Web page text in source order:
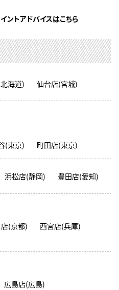
ントアドバイスはこちら
海道) 仙台店(宮城)
(東京)
町田店(東京)
浜松店(静岡) 豊田店(愛知)
(京都)
西宮店(兵庫)
広島店(広島)